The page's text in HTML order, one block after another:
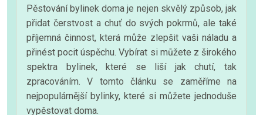
Pěstování bylinek doma je nejen skvělý způsob, jak
přidat čerstvost a chuť do svých pokrmů, ale také
příjemná činnost, která může zlepšit vaši náladu a
přinést pocit úspěchu. Vybírat si můžete z širokého
spektra bylinek, které se liší jak chutí, tak
zpracováním. V tomto článku se zaměříme na
nejpopulárnější bylinky, které si můžete jednoduše
vypěstovat doma.